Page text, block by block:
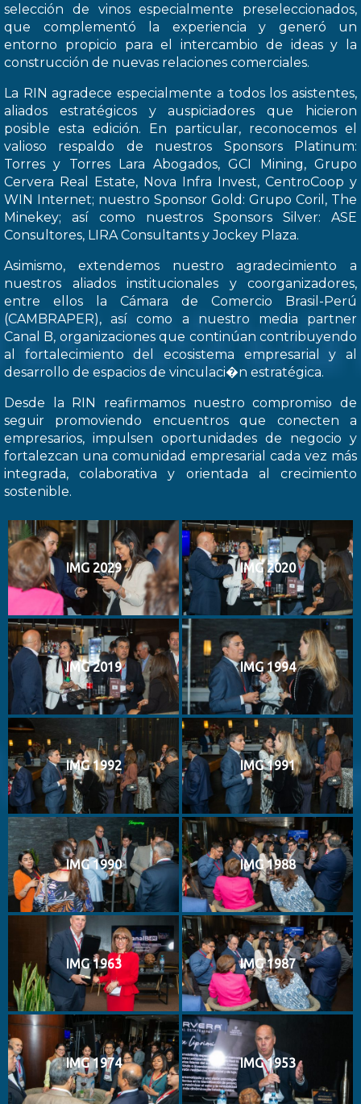
selección de vinos especialmente preseleccionados,
que complementó la experiencia y generó un
entorno propicio para el intercambio de ideas y la
construcción de nuevas relaciones comerciales.
La RIN agradece especialmente a todos los asistentes,
aliados estratégicos y auspiciadores que hicieron
posible esta edición. En particular, reconocemos el
valioso respaldo de nuestros Sponsors Platinum:
Torres y Torres Lara Abogados, GCI Mining, Grupo
Cervera Real Estate, Nova Infra Invest, CentroCoop y
WIN Internet; nuestro Sponsor Gold: Grupo Coril, The
Minekey; así como nuestros Sponsors Silver: ASE
Consultores, LIRA Consultants y Jockey Plaza.
Asimismo, extendemos nuestro agradecimiento a
nuestros aliados institucionales y coorganizadores,
entre ellos la Cámara de Comercio Brasil-Perú
(CAMBRAPER), así como a nuestro media partner
Canal B, organizaciones que continúan contribuyendo
al fortalecimiento del ecosistema empresarial y al
desarrollo de espacios de vinculaci�n estratégica.
Desde la RIN reafirmamos nuestro compromiso de
seguir promoviendo encuentros que conecten a
empresarios, impulsen oportunidades de negocio y
fortalezcan una comunidad empresarial cada vez más
integrada, colaborativa y orientada al crecimiento
sostenible.
IMG 2029 IMG 2020
IMG 2019 IMG 1994
IMG 1992 IMG 1991
IMG 1990 IMG 1988
IMG 1963 IMG 1987
IMG 1974 IMG 1953